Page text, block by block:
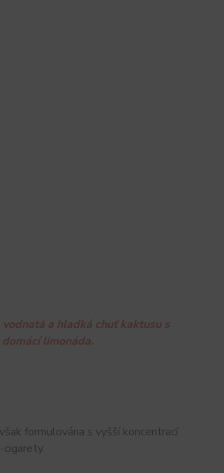
a hladká chuť kaktusu s
limonáda.
formulována s vyšší koncentrací